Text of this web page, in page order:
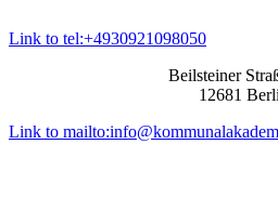
Link to tel:+4930921098050
Beilsteiner
12681
Link to